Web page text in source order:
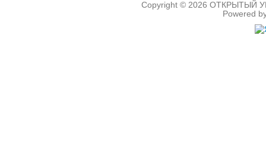
Copyright © 2026ОТКРЫТЫЙ
Powered